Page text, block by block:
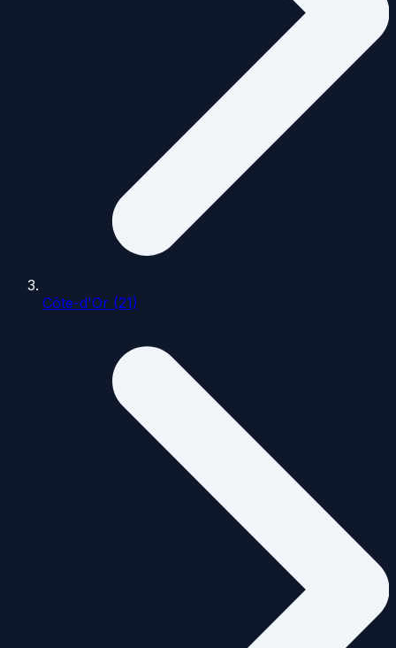
Côte-d'Or (21)